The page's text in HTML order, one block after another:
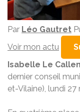
Par Léo Gautret
Voir mon actu
Isabelle Le
dernier conseil
et-Vilaine), lundi 27